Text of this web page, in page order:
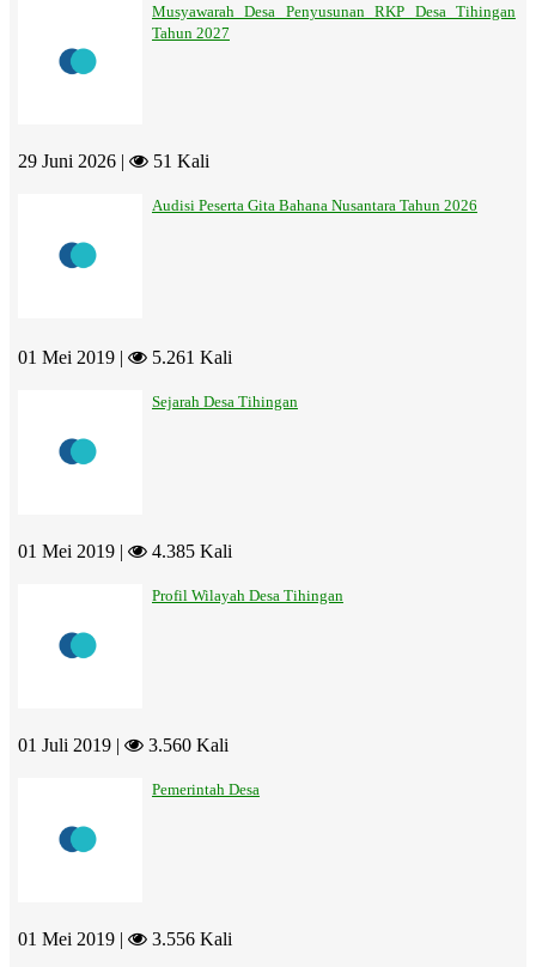
Musyawarah Desa Penyusunan RKP Desa Tihingan
Tahun 2027
29 Juni 2026 | 51 Kali
Audisi Peserta Gita Bahana Nusantara Tahun 2026
01 Mei 2019 | 5.261 Kali
Sejarah Desa Tihingan
01 Mei 2019 | 4.385 Kali
Profil Wilayah Desa Tihingan
01 Juli 2019 | 3.560 Kali
Pemerintah Desa
01 Mei 2019 | 3.556 Kali